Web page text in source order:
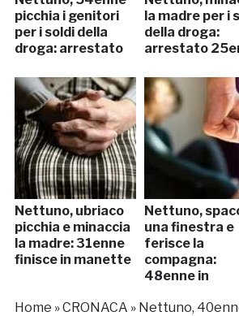
picchia i genitori
per i soldi della
droga: arrestato
la madre per i
della droga:
arrestato
Nettuno, ubriaco
picchia e minaccia
la madre: 31enne
finisce in manette
Nettuno,
una finestra e
ferisce la
compagna:
48enne in
Home »CRONACA » Nettuno,